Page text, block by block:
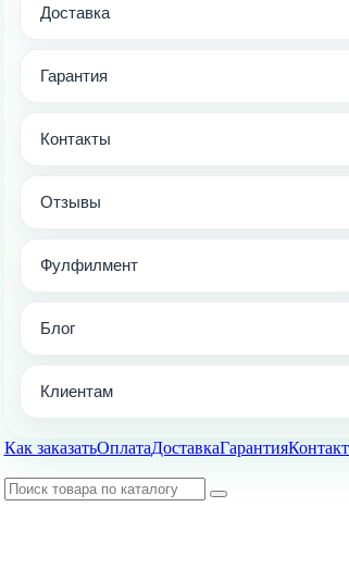
Доставка
Гарантия
Контакты
Отзывы
Фулфилмент
Блог
Клиентам
Как заказатьОплатаДоставкаГарантия